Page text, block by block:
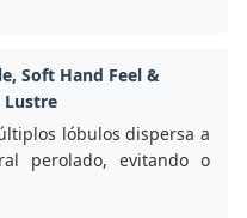
Soft Hand Feel &
Lustre
lóbulos dispersa a
perolado, evitando o